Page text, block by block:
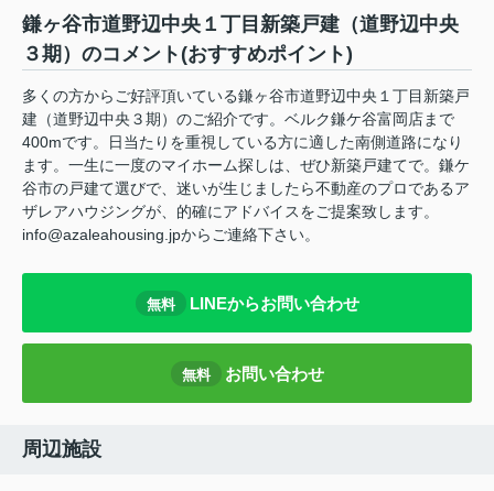
鎌ヶ谷市道野辺中央１丁目新築戸建（道野辺中央
３期）のコメント(おすすめポイント)
多くの方からご好評頂いている鎌ヶ谷市道野辺中央１丁目新築戸
建（道野辺中央３期）のご紹介です。ベルク鎌ケ谷富岡店まで
400mです。日当たりを重視している方に適した南側道路になり
ます。一生に一度のマイホーム探しは、ぜひ新築戸建てで。鎌ケ
谷市の戸建て選びで、迷いが生じましたら不動産のプロであるア
ザレアハウジングが、的確にアドバイスをご提案致します。
info@azaleahousing.jpからご連絡下さい。
無料 LINEからお問い合わせ
無料 お問い合わせ
周辺施設